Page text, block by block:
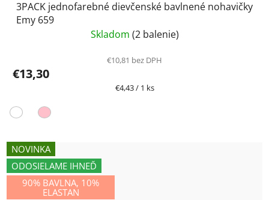
3PACK jednofarebné dievčenské bavlnené nohavičky
Emy 659
Skladom (2 balenie)
€10,81 bez DPH
€13,30
Jednotková
€4,43 / 1 ks
NOVINKA
ODOSIELAME IHNEĎ
90% BAVLNA, 10%
ELASTAN